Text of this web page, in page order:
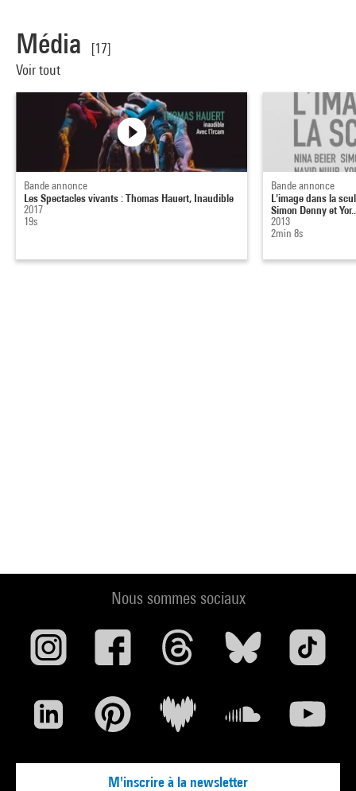
Média
[17]
Voir tout
Bande annonce
Les Spectacles vivants : Thomas Hauert, Inaudible
2017
19s
Bande annonce
L'image dans la
Simon Denny et
2013
2min 8s
Nous sommes sociaux
M'inscrire à la newsletter